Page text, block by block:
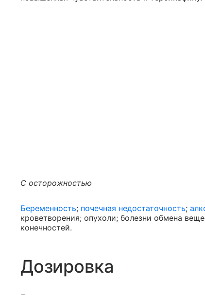
С осторожностью
Беременность; почечная недостаточность;
кроветворения; опухоли; болезни обмена
конечностей.
Дозировка